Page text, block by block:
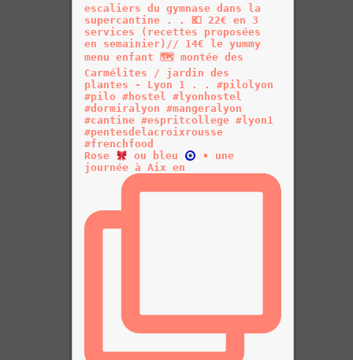
Rose ou bleu
• une
journée à Aix en